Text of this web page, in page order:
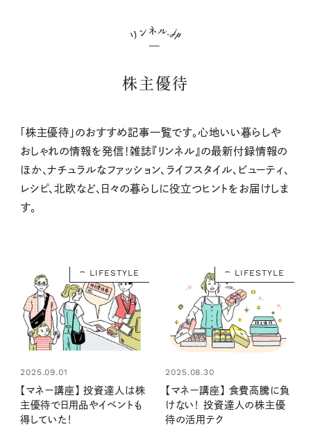
株主優待
「株主優待」のおすすめ記事一覧です。心地いい暮らしや
おしゃれの情報を発信！雑誌『リンネル』の最新付録情報の
ほか、ナチュラルなファッション、ライフスタイル、ビューティ、
レシピ、北欧など、日々の暮らしに役立つヒントをお届けしま
す。
LIFESTYLE
2025.09.01
【マネー講座】 投資達人は株
主優待で日用品やイベントも
得していた！
LIFESTYLE
2025.08.30
【マネー講座】 食費高騰に負
けない！ 投資達人の株主優
待の活用テク